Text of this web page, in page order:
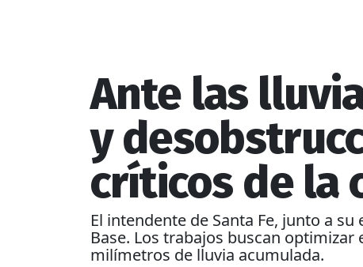
Ante las
y
críticos de la
El intendente de Santa Fe, junto a
Base. Los trabajos buscan
milímetros de lluvia acumulada.